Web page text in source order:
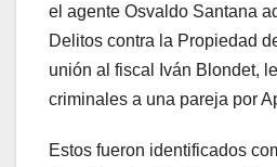
el agente Osvaldo Santana
Delitos contra la Propiedad
unión al fiscal Iván Blondet,
criminales a una pareja por
Estos fueron identificados